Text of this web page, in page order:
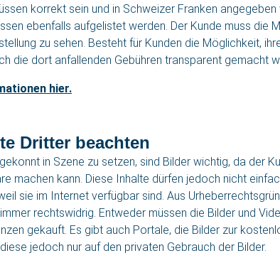
korrekt sein und in Schweizer Franken angegeben
ebenfalls aufgelistet werden. Der Kunde muss die
zu sehen. Besteht für Kunden die Möglichkeit,
die dort anfallenden Gebühren transparent gemacht
hier.
Dritter beachten
in Szene zu setzen, sind Bilder wichtig, da der
machen kann. Diese Inhalte dürfen jedoch nicht
sie im Internet verfügbar sind. Aus
rechtswidrig. Entweder müssen die Bilder und
gekauft. Es gibt auch Portale, die Bilder zur
jedoch nur auf den privaten Gebrauch der Bilder.